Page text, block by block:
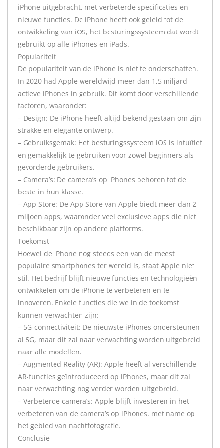
iPhone uitgebracht, met verbeterde specificaties en
nieuwe functies. De iPhone heeft ook geleid tot de
ontwikkeling van iOS, het besturingssysteem dat wordt
gebruikt op alle iPhones en iPads.
Populariteit
De populariteit van de iPhone is niet te onderschatten.
In 2020 had Apple wereldwijd meer dan 1,5 miljard
actieve iPhones in gebruik. Dit komt door verschillende
factoren, waaronder:
– Design: De iPhone heeft altijd bekend gestaan om zijn
strakke en elegante ontwerp.
– Gebruiksgemak: Het besturingssysteem iOS is intuïtief
en gemakkelijk te gebruiken voor zowel beginners als
gevorderde gebruikers.
– Camera’s: De camera’s op iPhones behoren tot de
beste in hun klasse.
– App Store: De App Store van Apple biedt meer dan 2
miljoen apps, waaronder veel exclusieve apps die niet
beschikbaar zijn op andere platforms.
Toekomst
Hoewel de iPhone nog steeds een van de meest
populaire smartphones ter wereld is, staat Apple niet
stil. Het bedrijf blijft nieuwe functies en technologieën
ontwikkelen om de iPhone te verbeteren en te
innoveren. Enkele functies die we in de toekomst
kunnen verwachten zijn:
– 5G-connectiviteit: De nieuwste iPhones ondersteunen
al 5G, maar dit zal naar verwachting worden uitgebreid
naar alle modellen.
– Augmented Reality (AR): Apple heeft al verschillende
AR-functies geïntroduceerd op iPhones, maar dit zal
naar verwachting nog verder worden uitgebreid.
– Verbeterde camera’s: Apple blijft investeren in het
verbeteren van de camera’s op iPhones, met name op
het gebied van nachtfotografie.
Conclusie